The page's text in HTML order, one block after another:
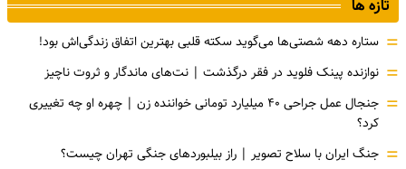
تازه ها
= ستاره دهه شصتی‌ها می‌گوید سکته قلبی بهترین اتفاق زندگی‌اش بود!
= نوازنده پینک فلوید در فقر درگذشت | نت‌های ماندگار و ثروت ناچیز
=
جنجال عمل جراحی ۴۰ میلیارد تومانی خواننده زن | چهره او چه تغییری
کرد؟
= جنگ ایران با سلاح تصویر | راز بیلبوردهای جنگی تهران چیست؟